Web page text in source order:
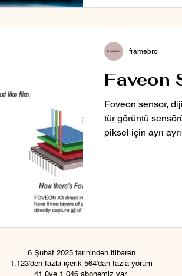
Faveon
Foveon sensor,
tür görüntü
piksel için ayrı
framebro
6 Şubat 2025 tarihinden itibaren
1.123'den fazla içerik 564'dan fazla yorum
41 üye 1.046 abonemiz var.